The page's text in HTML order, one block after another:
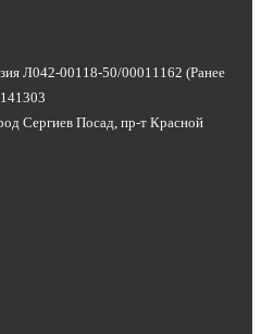
Л042-00118-50/00011162 (Ранее
Сергиев Посад, пр-т Красной